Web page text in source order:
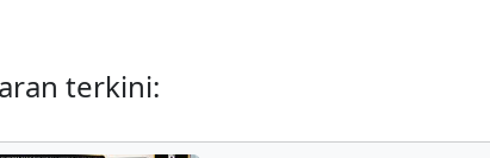
terkini: